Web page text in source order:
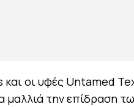
οι υφές Untamed
μαλλιά την επίδραση